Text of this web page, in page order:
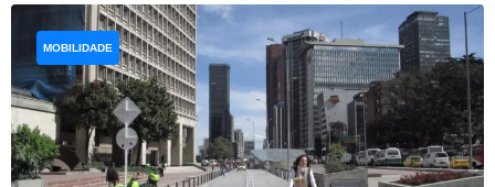
MOBILIDADE